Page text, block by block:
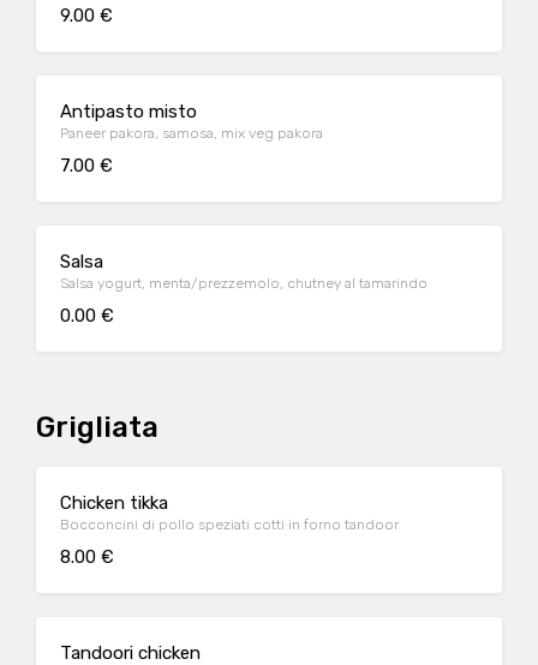
9.00 €
Antipasto misto
Paneer pakora, samosa, mix veg pakora
7.00 €
Salsa
Salsa yogurt, menta/prezzemolo, chutney al tamarindo
0.00 €
Grigliata
Chicken tikka
Bocconcini di pollo speziati cotti in forno tandoor
8.00 €
Tandoori chicken